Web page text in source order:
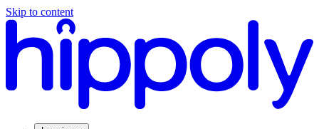
Skip to content